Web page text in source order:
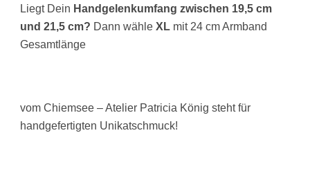
Liegt Dein Handgelenkumfang zwischen 19,5 cm
und 21,5 cm? Dann wähle XL mit 24 cm Armband
Gesamtlänge
vom Chiemsee – Atelier Patricia König steht für
handgefertigten Unikatschmuck!